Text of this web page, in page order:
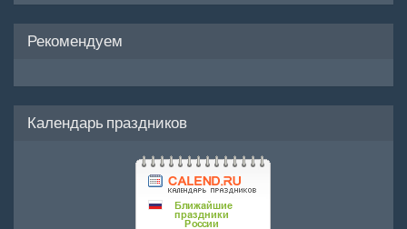
Рекомендуем
Календарь праздников